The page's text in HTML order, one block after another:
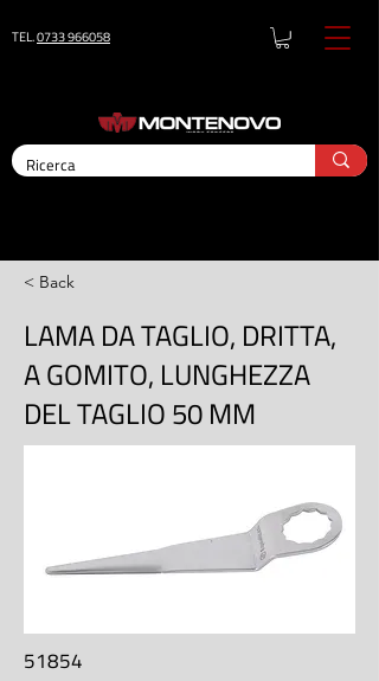
TEL.0733 966058
< Back
LAMA DA TAGLIO, DRITTA,
A GOMITO, LUNGHEZZA
DEL TAGLIO 50 MM
51854